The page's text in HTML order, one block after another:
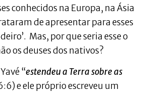
conhecidos na Europa, na Ásia
de apresentar para esses
Mas, por que seria esse o
os deuses dos nativos?
“estendeu a Terra sobre as
e ele próprio escreveu um